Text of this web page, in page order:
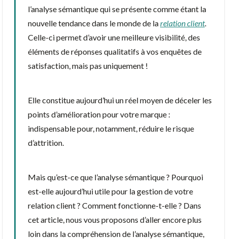
l’analyse sémantique qui se présente comme étant la
nouvelle tendance dans le monde de larelation client.
Celle-ci permet d’avoir une meilleure visibilité, des
éléments de réponses qualitatifs à vos enquêtes de
satisfaction, mais pas uniquement !
Elle constitue aujourd’hui un réel moyen de déceler les
points d’amélioration pour votre marque :
indispensable pour, notamment, réduire le risque
d’attrition.
Mais qu’est-ce que l’analyse sémantique ? Pourquoi
est-elle aujourd’hui utile pour la gestion de votre
relation client ? Comment fonctionne-t-elle ? Dans
cet article, nous vous proposons d’aller encore plus
loin dans la compréhension de l’analyse sémantique,